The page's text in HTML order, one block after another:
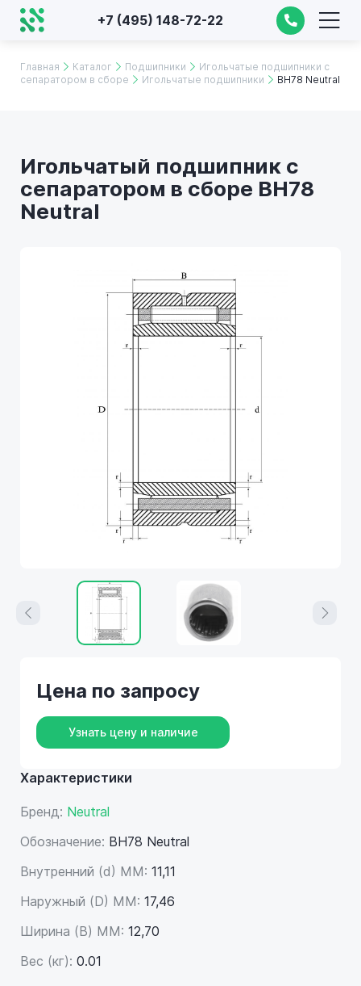
+7 (495) 148-72-22
Главная Каталог Подшипники
Игольчатые подшипники с
сепаратором в сборе
Игольчатые подшипники BH78 Neutral
Игольчатый подшипник с
сепаратором в сборе BH78
Neutral
Характеристики
Бренд: Neutral
Обозначение: BH78 Neutral
Внутренний (d) ММ: 11,11
Наружный (D) ММ: 17,46
Ширина (B) MM: 12,70
Вес (кг): 0.01
Цена по запросу
Узнать цену и наличие